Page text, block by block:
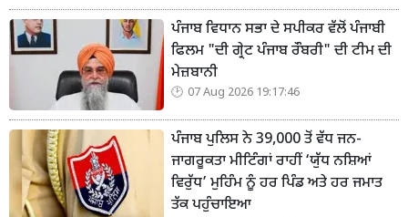
ਪੰਜਾਬ ਵਿਧਾਨ ਸਭਾ ਦੇ ਸਪੀਕਰ ਵੱਲੋਂ ਪੰਜਾਬੀ
ਫਿਲਮ "ਦੀ ਗ੍ਰੇਟ ਪੰਜਾਬ ਰੌਬਰੀ" ਦੀ ਟੀਮ ਦੀ
ਮੇਜ਼ਬਾਨੀ
07 Aug 2026 19:17:46
ਪੰਜਾਬ ਪੁਲਿਸ ਨੇ 39,000 ਤੋਂ ਵੱਧ ਜਨ-
ਜਾਗਰੂਕਤਾ ਮੀਟਿੰਗਾਂ ਰਾਹੀਂ ‘ਯੁੱਧ ਨਸ਼ਿਆਂ
ਵਿਰੁੱਧ’ ਮੁਹਿੰਮ ਨੂੰ ਹਰ ਪਿੰਡ ਅਤੇ ਹਰ ਜਮਾਤ
ਤੱਕ ਪਹੁੰਚਾਇਆ